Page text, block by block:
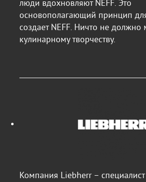
люди вдохновляют NEFF. Это
основополагающий принцип
создает NEFF. Ничто не
кулинарному творчеству.
Компания Liebherr – специалист